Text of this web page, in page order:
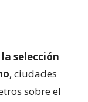
la selección
, ciudades
sobre el